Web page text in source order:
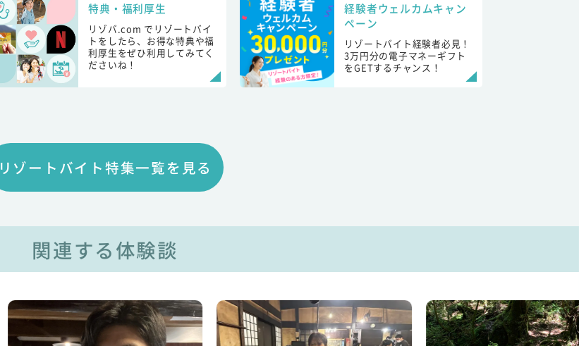
特典・福利厚生
リゾバ.com でリゾートバイ
トをしたら、お得な特典や福
利厚生をぜひ利用してみてく
ださいね！
経験者ウェルカムキャン
ペーン
リゾートバイト経験者必見！
3万円分の電子マネーギフト
をGETするチャンス！
リゾートバイト特集一覧を見る
関連する体験談